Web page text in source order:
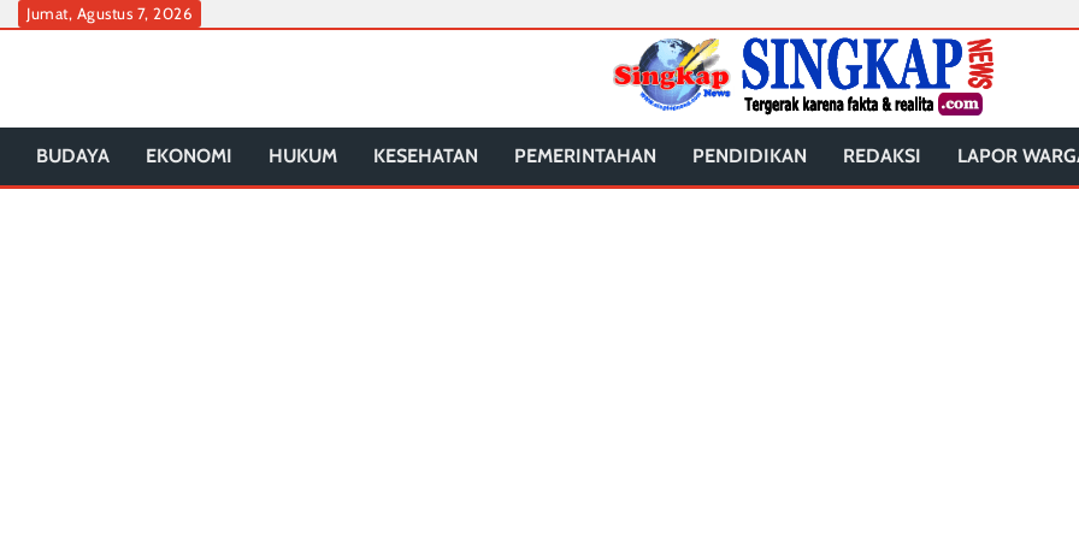
SkipJumat, Agustus 7, 2026
BUDAYA EKONOMI HUKUM KESEHATAN PEMERINTAHAN PENDIDIKAN REDAKSI LAPOR